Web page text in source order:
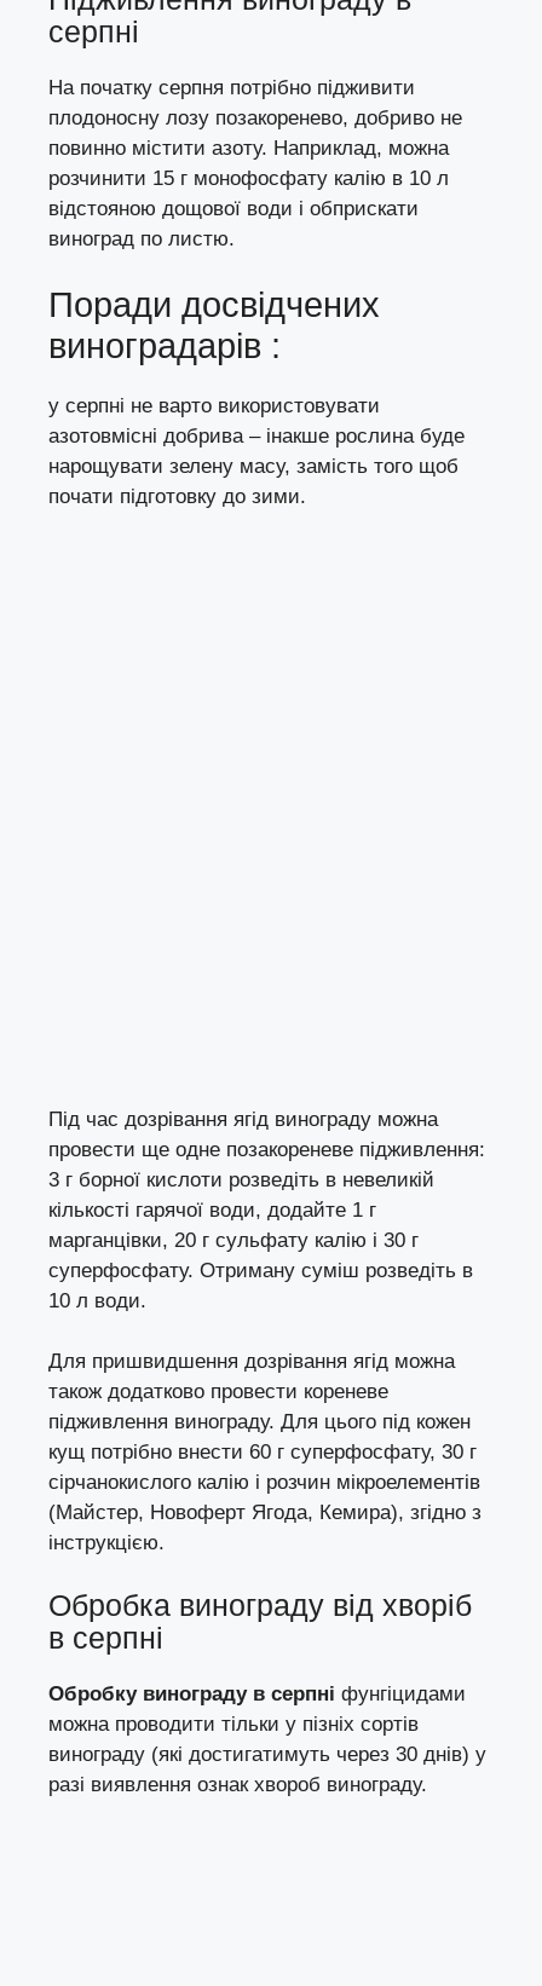
серпні
На початку серпня потрібно підживити
плодоносну лозу позакоренево, добриво не
повинно містити азоту. Наприклад, можна
розчинити 15 г монофосфату калію в 10 л
відстояною дощової води і обприскати
виноград по листю.
Поради досвідчених
виноградарів :
у серпні не варто використовувати
азотовмісні добрива – інакше рослина буде
нарощувати зелену масу, замість того щоб
почати підготовку до зими.
Під час дозрівання ягід винограду можна
провести ще одне позакореневе підживлення:
3 г борної кислоти розведіть в невеликій
кількості гарячої води, додайте 1 г
марганцівки, 20 г сульфату калію і 30 г
суперфосфату. Отриману суміш розведіть в
10 л води.
Для пришвидшення дозрівання ягід можна
також додатково провести кореневе
підживлення винограду. Для цього під кожен
кущ потрібно внести 60 г суперфосфату, 30 г
сірчанокислого калію і розчин мікроелементів
(Майстер, Новоферт Ягода, Кемира), згідно з
інструкцією.
Обробка винограду від хворіб
в серпні
Обробку винограду в серпні фунгіцидами
можна проводити тільки у пізніх сортів
винограду (які достигатимуть через 30 днів) у
разі виявлення ознак хвороб винограду.